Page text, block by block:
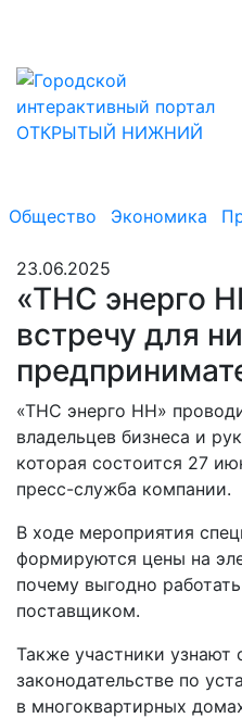
Общество Экономика
23.06.2025
«ТНС энерго
встречу для
«ТНС энерго НН»
владельцев бизнеса и
которая состоится 27
пресс-служба компании.
В ходе мероприятия
формируются цены на
почему выгодно
поставщиком.
Также участники узнают
законодательстве по
в многоквартирных